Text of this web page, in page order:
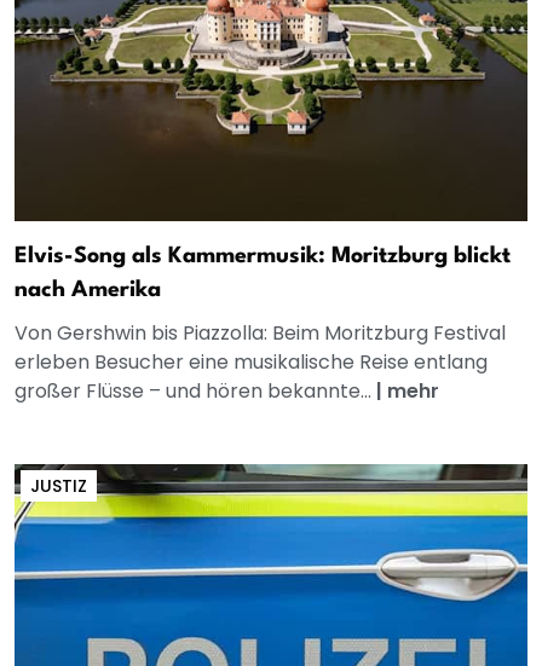
Elvis-Song als Kammermusik: Moritzburg blickt
nach Amerika
Von Gershwin bis Piazzolla: Beim Moritzburg Festival
erleben Besucher eine musikalische Reise entlang
großer Flüsse – und hören bekannte... | mehr
JUSTIZ